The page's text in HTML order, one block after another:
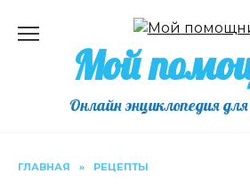
содержаниюМой
Онлайн энциклопедия
ГЛАВНАЯ » РЕЦЕПТЫ